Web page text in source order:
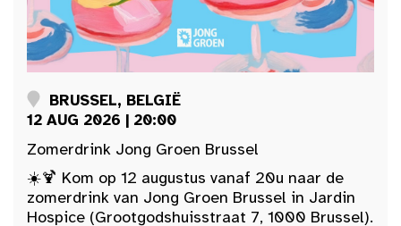
BRUSSEL, BELGIË
12 AUG 2026 | 20:00
Zomerdrink Jong Groen Brussel
☀️🍹 Kom op 12 augustus vanaf 20u naar de
zomerdrink van Jong Groen Brussel in Jardin
Hospice (Grootgodshuisstraat 7, 1000 Brussel).